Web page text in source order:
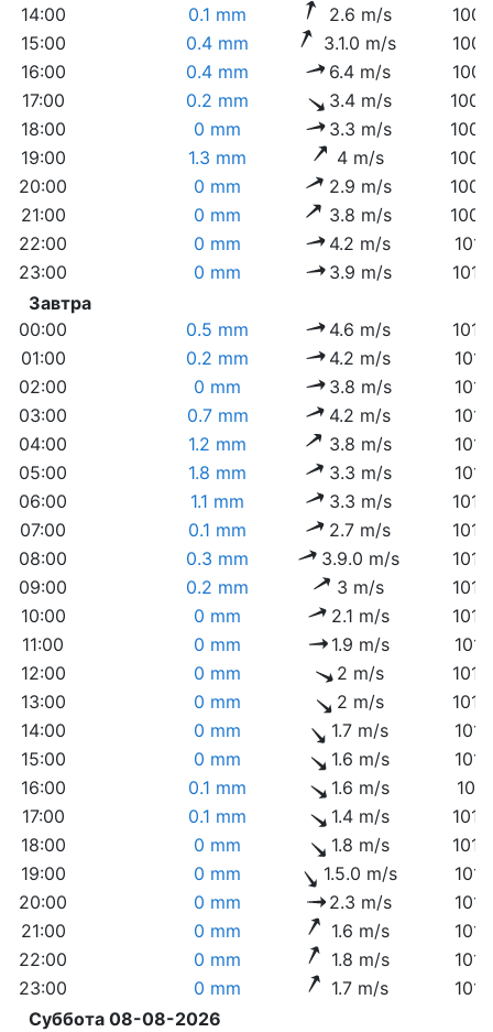
14:00
0.1 mm 2.6 m/s
15:00
0.4 mm 3.1.0 m/s
16:00
0.4 mm 6.4 m/s
17:00
0.2 mm 3.4 m/s
18:00
0 mm 3.3 m/s
19:00
1.3 mm 4 m/s
20:00
0 mm 2.9 m/s
21:00
0 mm 3.8 m/s
22:00
0 mm 4.2 m/s
23:00
0 mm 3.9 m/s
Завтра
00:00
0.5 mm 4.6 m/s
01:00
0.2 mm 4.2 m/s
02:00
0 mm 3.8 m/s
03:00
0.7 mm 4.2 m/s
04:00
1.2 mm 3.8 m/s
05:00
1.8 mm 3.3 m/s
06:00
1.1 mm 3.3 m/s
07:00
0.1 mm 2.7 m/s
08:00
0.3 mm 3.9.0 m/s
09:00
0.2 mm 3 m/s
10:00
0 mm 2.1 m/s
11:00
0 mm 1.9 m/s
12:00
0 mm 2 m/s
13:00
0 mm 2 m/s
14:00
0 mm 1.7 m/s
15:00
0 mm 1.6 m/s
16:00
0.1 mm 1.6 m/s
17:00
0.1 mm 1.4 m/s
18:00
0 mm 1.8 m/s
19:00
0 mm 1.5.0 m/s
20:00
0 mm 2.3 m/s
21:00
0 mm 1.6 m/s
22:00
0 mm 1.8 m/s
23:00
0 mm 1.7 m/s
Суббота 08-08-2026